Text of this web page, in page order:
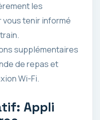
les
tenir informé
supplémentaires
de repas et
Wi-Fi.
Appli